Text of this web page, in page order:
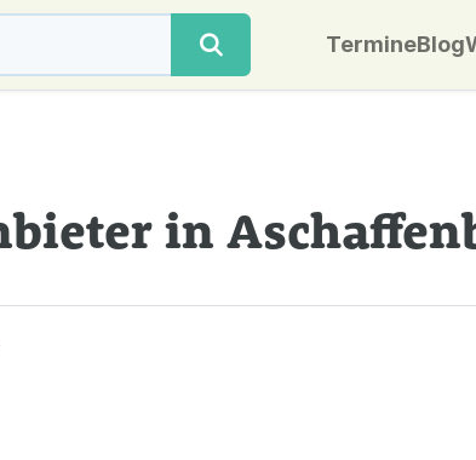
TermineBlog
in